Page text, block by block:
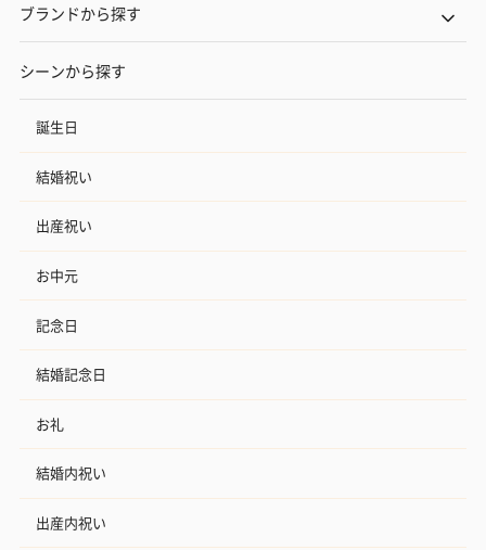
ブランドから探す
シーンから探す
誕生日
結婚祝い
出産祝い
お中元
記念日
結婚記念日
お礼
結婚内祝い
出産内祝い